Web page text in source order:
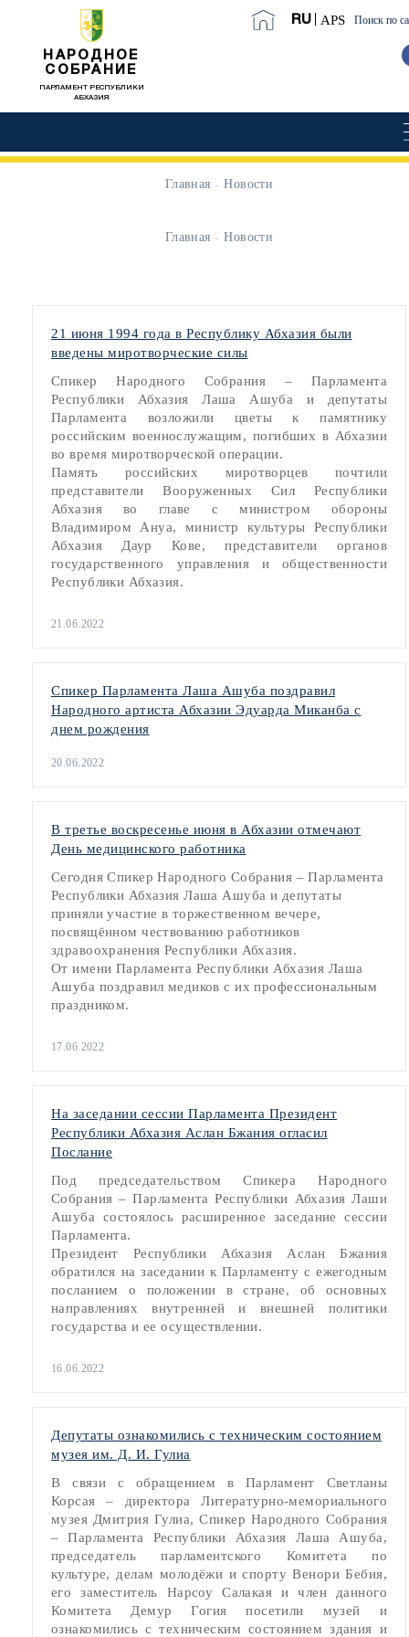
НАРОДНОЕ
СОБРАНИЕ
ПАРЛАМЕНТ РЕСПУБЛИКИ
АБХАЗИЯ
RU APS Поиск по
Главная Новости
Главная Новости
21 июня 1994 года в Республику Абхазия были
введены миротворческие силы
Спикер Народного Собрания – Парламента
Республики Абхазия Лаша Ашуба и депутаты
Парламента возложили цветы к памятнику
российским военнослужащим, погибших в Абхазии
во время миротворческой операции.
Память российских миротворцев почтили
представители Вооруженных Сил Республики
Абхазия во главе с министром обороны
Владимиром Ануа, министр культуры Республики
Абхазия Даур Кове, представители органов
государственного управления и общественности
Республики Абхазия.
21.06.2022
Спикер Парламента Лаша Ашуба поздравил
Народного артиста Абхазии Эдуарда Миканба с
днем рождения
20.06.2022
В третье воскресенье июня в Абхазии отмечают
День медицинского работника
Сегодня Спикер Народного Собрания – Парламента
Республики Абхазия Лаша Ашуба и депутаты
приняли участие в торжественном вечере,
посвящённом чествованию работников
здравоохранения Республики Абхазия.
От имени Парламента Республики Абхазия Лаша
Ашуба поздравил медиков с их профессиональным
праздником.
17.06.2022
На заседании сессии Парламента Президент
Республики Абхазия Аслан Бжания огласил
Послание
Под председательством Спикера Народного
Собрания – Парламента Республики Абхазия Лаши
Ашуба состоялось расширенное заседание сессии
Парламента.
Президент Республики Абхазия Аслан Бжания
обратился на заседании к Парламенту с ежегодным
посланием о положении в стране, об основных
направлениях внутренней и внешней политики
государства и ее осуществлении.
16.06.2022
Депутаты ознакомились с техническим состоянием
музея им. Д. И. Гулиа
В связи с обращением в Парламент Светланы
Корсая – директора Литературно-мемориального
музея Дмитрия Гулиа, Спикер Народного Собрания
– Парламента Республики Абхазия Лаша Ашуба,
председатель парламентского Комитета по
культуре, делам молодёжи и спорту Венори Бебия,
его заместитель Нарсоу Салакая и член данного
Комитета Демур Гогия посетили музей и
ознакомились с техническим состоянием здания и